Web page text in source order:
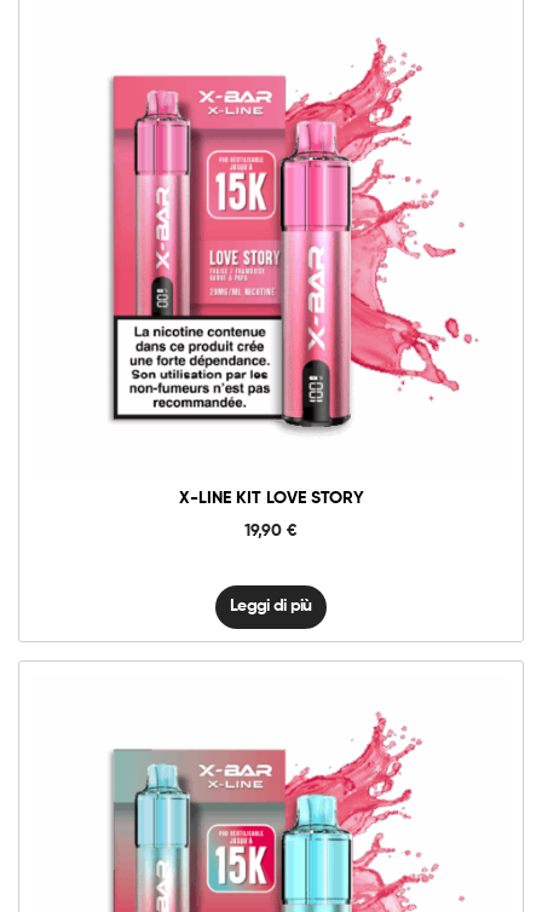
X-LINE KIT LOVE STORY
19,90 €
Leggi di più